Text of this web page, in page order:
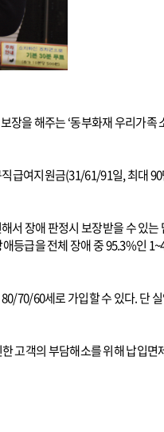
을 해주는 ‘동부화재 우리가족
급여지원금(31/61/91일, 최대
서 장애 판정시 보장받을 수 있는
등급을 전체 장애 중 95.3%인
70/60세로 가입할 수 있다. 단
고객의 부담해소를 위해 납입면